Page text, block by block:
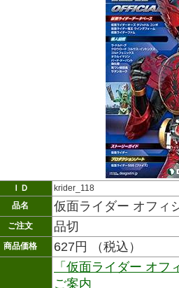
ＩＤ
krider_118
品名
仮面ライダー オフィ
ご注文 品切
商品価格 627円 （税込）
「仮面ライダー オ
ご案内